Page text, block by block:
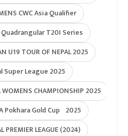
CWC Asia Qualifier
T20I Series
U19 TOUR OF NEPAL 2025
Super League 2025
CHAMPIONSHIP 2025
Pokhara Gold Cup 2025
PREMIER LEAGUE (2024)